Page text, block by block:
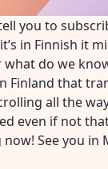
you to
in Finnish it
do we
Finland that
all the
even if not
See you in